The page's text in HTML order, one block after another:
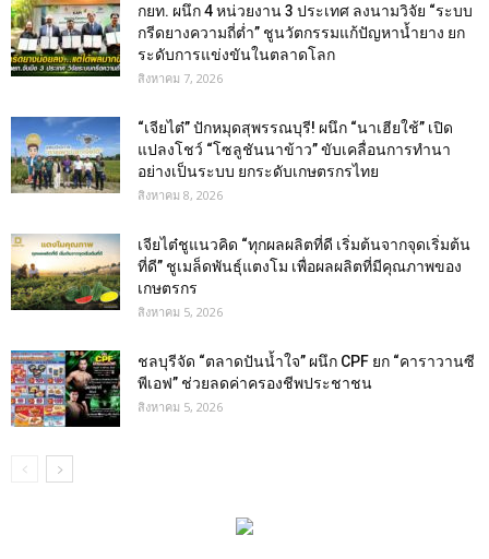
กยท. ผนึก 4 หน่วยงาน 3 ประเทศ ลงนามวิจัย “ระบบ
กรีดยางความถี่ต่ำ” ชูนวัตกรรมแก้ปัญหาน้ำยาง ยก
ระดับการแข่งขันในตลาดโลก
สิงหาคม 7, 2026
“เจียไต๋” ปักหมุดสุพรรณบุรี! ผนึก “นาเฮียใช้” เปิด
แปลงโชว์ “โซลูชันนาข้าว” ขับเคลื่อนการทำนา
อย่างเป็นระบบ ยกระดับเกษตรกรไทย
สิงหาคม 8, 2026
เจียไต๋ชูแนวคิด “ทุกผลผลิตที่ดี เริ่มต้นจากจุดเริ่มต้น
ที่ดี” ชูเมล็ดพันธุ์แตงโม เพื่อผลผลิตที่มีคุณภาพของ
เกษตรกร
สิงหาคม 5, 2026
ชลบุรีจัด “ตลาดปันน้ำใจ” ผนึก CPF ยก “คาราวานซี
พีเอฟ” ช่วยลดค่าครองชีพประชาชน
สิงหาคม 5, 2026